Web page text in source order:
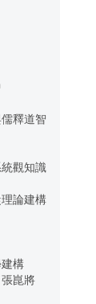
釋道智
觀知識
論建構
構
崑將